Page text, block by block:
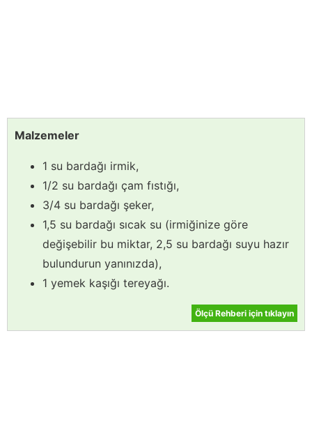
Malzemeler
1 su bardağı irmik,
1/2 su bardağı çam fıstığı,
3/4 su bardağı şeker,
1,5 su bardağı sıcak su (irmiğinize göre
değişebilir bu miktar, 2,5 su bardağı suyu hazır
bulundurun yanınızda),
1 yemek kaşığı tereyağı.
Ölçü Rehberi için tıklayın